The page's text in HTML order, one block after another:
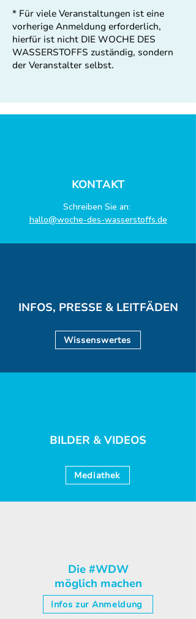
* Für viele Veranstaltungen ist eine
vorherige Anmeldung erforderlich,
hierfür ist nicht DIE WOCHE DES
WASSERSTOFFS zuständig, sondern
der Veranstalter selbst.
KONTAKT
Schreiben Sie an:
hallo@woche-des-wasserstoffs.de
INFOS, PRESSE & LEITFÄDEN
Wissenswertes
BILDER & VIDEOS
Mediathek
Die #WDW
möglich machen
Infos zur Anmeldung